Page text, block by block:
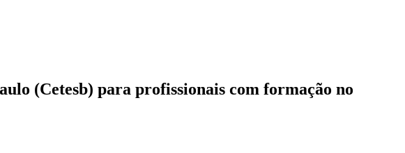
(Cetesb) para profissionais com formação no